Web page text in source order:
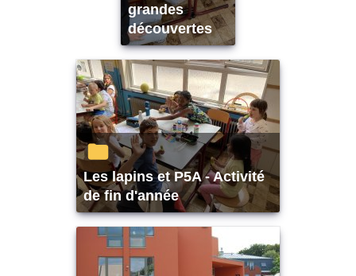
grandes
découvertes
Les lapins et P5A - Activité
de fin d'année